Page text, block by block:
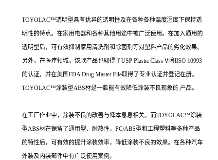
TOYOLAC™透明型具有优异的透明性及在各种各种温度湿度下保持透
明性的特点。在家用电器和各种其他用途中被广泛使用。在加入通用的
透明型后，可有效抑制家用清洗剂和除菌剂等对塑料产品的劣化效果。
另外，在医疗领域，该款产品也取得了USP Plastic Class Ⅵ和ISO 10993
的认证，并在美国FDA Drug Master File取得了专业认证并登记在册。
TOYOLAC™涂装型ABS材是一款能有效降低涂装不良现象的 产品。
在工厂作业中，涂装不良的改善与降本息息相关。而TOYOLAC™涂装
型ABS材在保留了通用型、耐热性、PC/ABS型和工程塑料等多种产品
的特性后，可有效的提升涂装效率，降低涂装不良的效果。在各种汽车
外装及内装部件中有广泛使用案例。